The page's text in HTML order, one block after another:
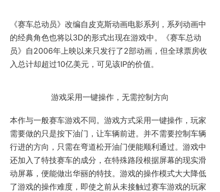
《赛车总动员》改编自皮克斯动画电影系列，系列动画中
的经典角色也将以3D的形式出现在游戏中。《赛车总动
员》自2006年上映以来只发行了2部动画，但全球票房收
入总计却超过10亿美元，可见该IP的价值。
游戏采用一键操作，无需控制方向
本作与一般赛车游戏不同。游戏方式采用一键操作，玩家
需要做的只是按下油门，让车辆前进。并不需要控制车辆
行进的方向，只需在弯道松开油门便能顺利通过。游戏中
还加入了特技赛车的成分，在特殊路段根据屏幕的现实滑
动屏幕，便能做出华丽的特技。游戏的操作模式大大降低
了游戏的操作难度，即使之前从未接触过赛车游戏的玩家